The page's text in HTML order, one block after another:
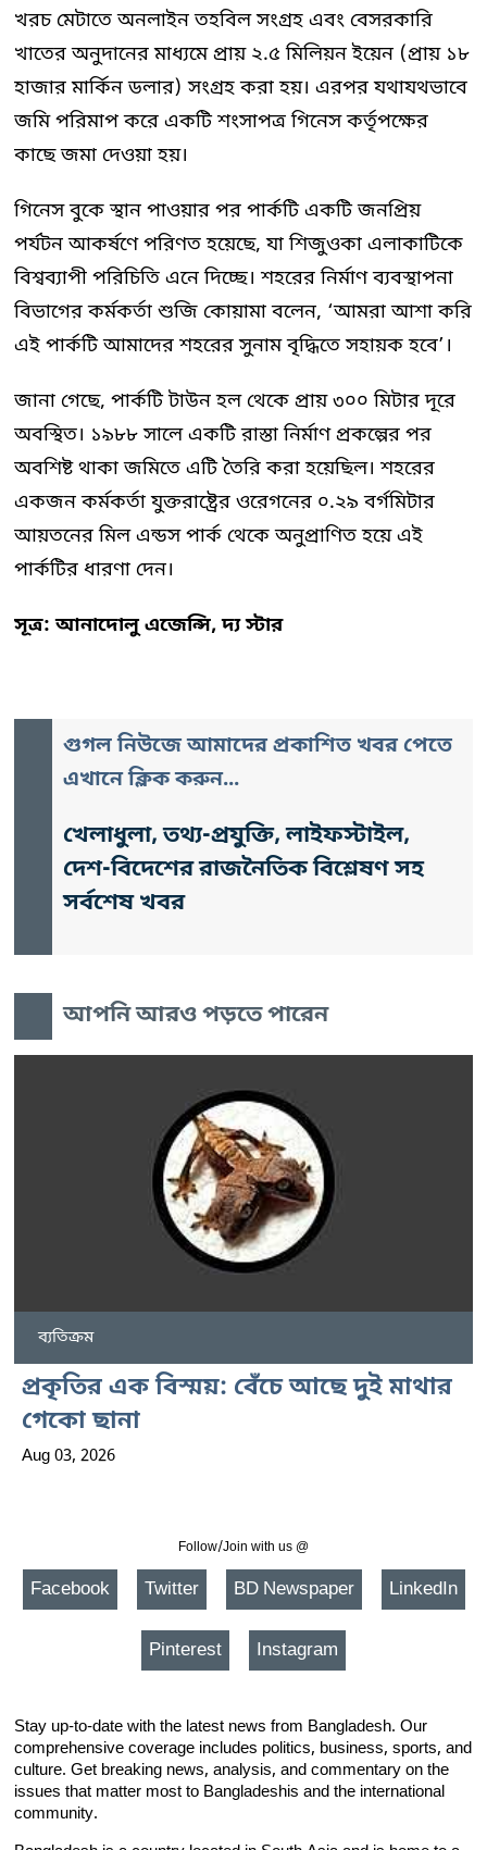
খরচ মেটাতে অনলাইন তহবিল সংগ্রহ এবং বেসরকারি
খাতের অনুদানের মাধ্যমে প্রায় ২.৫ মিলিয়ন ইয়েন (প্রায় ১৮
হাজার মার্কিন ডলার) সংগ্রহ করা হয়। এরপর যথাযথভাবে
জমি পরিমাপ করে একটি শংসাপত্র গিনেস কর্তৃপক্ষের
কাছে জমা দেওয়া হয়।
গিনেস বুকে স্থান পাওয়ার পর পার্কটি একটি জনপ্রিয়
পর্যটন আকর্ষণে পরিণত হয়েছে, যা শিজুওকা এলাকাটিকে
বিশ্বব্যাপী পরিচিতি এনে দিচ্ছে। শহরের নির্মাণ ব্যবস্থাপনা
বিভাগের কর্মকর্তা শুজি কোয়ামা বলেন, ‘আমরা আশা করি
এই পার্কটি আমাদের শহরের সুনাম বৃদ্ধিতে সহায়ক হবে’।
জানা গেছে, পার্কটি টাউন হল থেকে প্রায় ৩০০ মিটার দূরে
অবস্থিত। ১৯৮৮ সালে একটি রাস্তা নির্মাণ প্রকল্পের পর
অবশিষ্ট থাকা জমিতে এটি তৈরি করা হয়েছিল। শহরের
একজন কর্মকর্তা যুক্তরাষ্ট্রের ওরেগনের ০.২৯ বর্গমিটার
আয়তনের মিল এন্ডস পার্ক থেকে অনুপ্রাণিত হয়ে এই
পার্কটির ধারণা দেন।
সূত্র: আনাদোলু এজেন্সি, দ্য স্টার
গুগল নিউজে আমাদের প্রকাশিত খবর পেতে
এখানে ক্লিক করুন...
খেলাধুলা, তথ্য-প্রযুক্তি, লাইফস্টাইল,
দেশ-বিদেশের রাজনৈতিক বিশ্লেষণ সহ
সর্বশেষ খবর
আপনি আরও পড়তে পারেন
ব্যতিক্রম
প্রকৃতির এক বিস্ময়: বেঁচে আছে দুই মাথার
গেকো ছানা
Aug 03, 2026
Follow/Join with us @
Facebook Twitter BD Newspaper LinkedIn
Pinterest Instagram
Stay up-to-date with the latest news from Bangladesh. Our
comprehensive coverage includes politics, business, sports, and
culture. Get breaking news, analysis, and commentary on the
issues that matter most to Bangladeshis and the international
community.